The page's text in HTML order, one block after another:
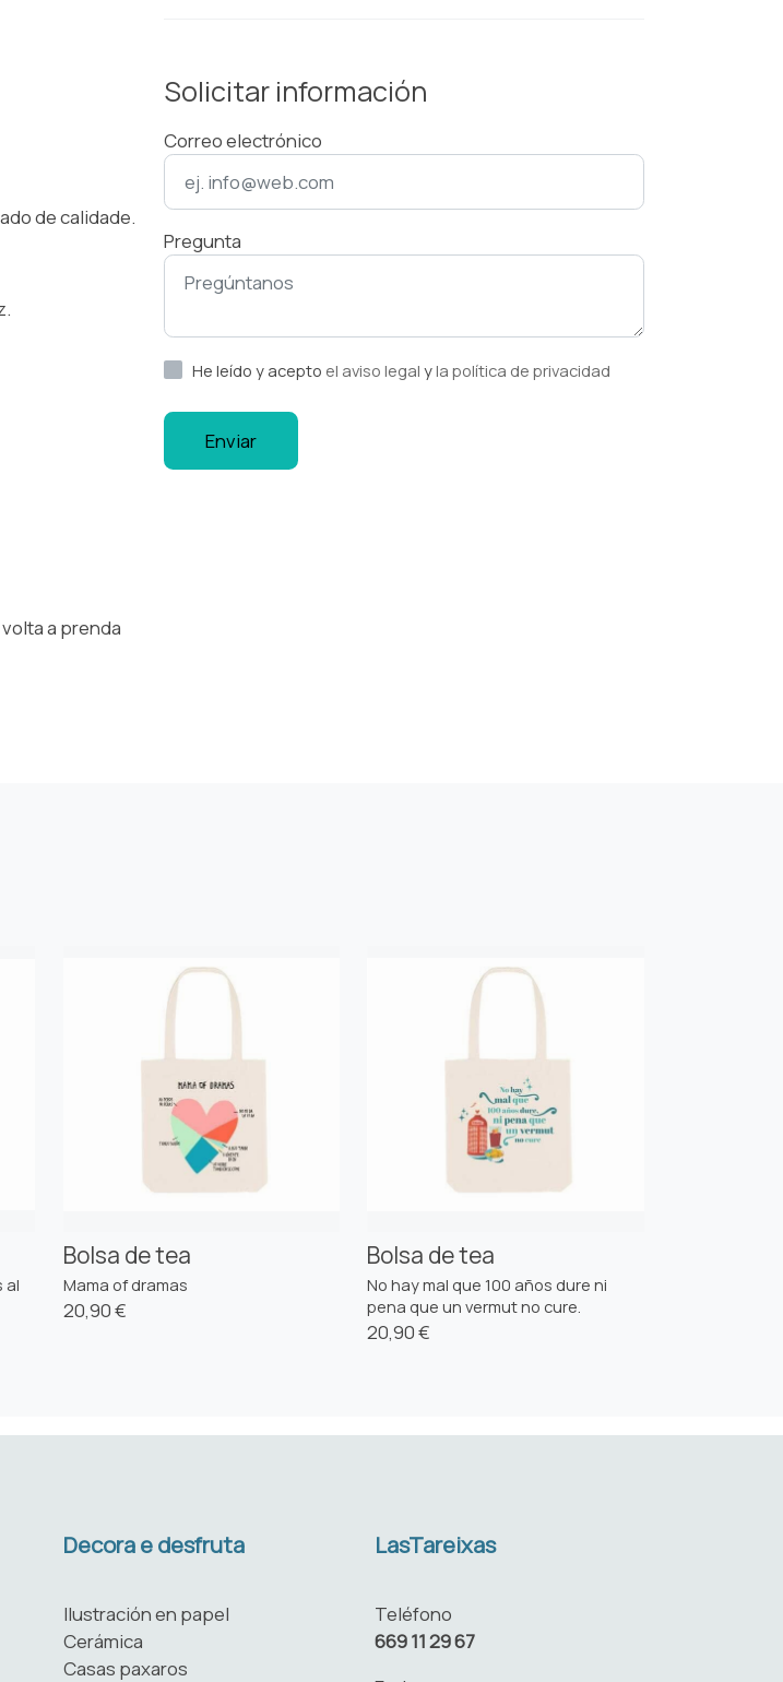
de calidade.
a prenda
Solicitar información
Correo electrónico
Pregunta
He leído y acepto el aviso legal yla política de privacidad
Enviar
al
Bolsa de tea
Mama of dramas
20,90 €
Bolsa de tea
No hay mal que 100 años dure ni
pena que un vermut no cure.
20,90 €
Decora e desfruta
Ilustración en papel
Cerámica
Casas paxaros
LasTareixas
Teléfono
669 11 29 67